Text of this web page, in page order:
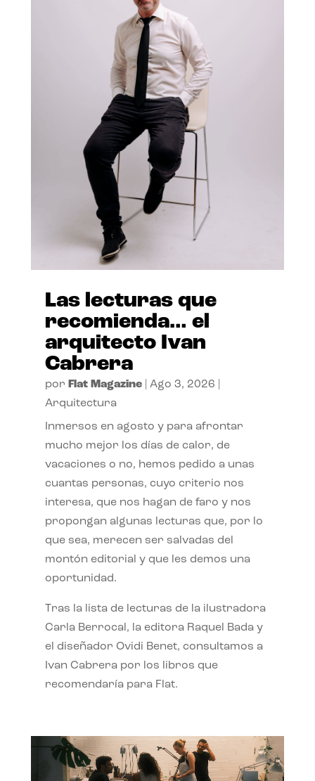
Las lecturas que
recomienda… el
arquitecto Ivan
Cabrera
por Flat Magazine| Ago 3, 2026
Arquitectura
Inmersos en agosto y para afrontar
mucho mejor los días de calor, de
vacaciones o no, hemos pedido a unas
cuantas personas, cuyo criterio nos
interesa, que nos hagan de faro y nos
propongan algunas lecturas que, por lo
que sea, merecen ser salvadas del
montón editorial y que les demos una
oportunidad.
Tras la lista de lecturas de la ilustradora
Carla Berrocal, la editora Raquel Bada y
el diseñador Ovidi Benet, consultamos a
Ivan Cabrera por los libros que
recomendaría para Flat.